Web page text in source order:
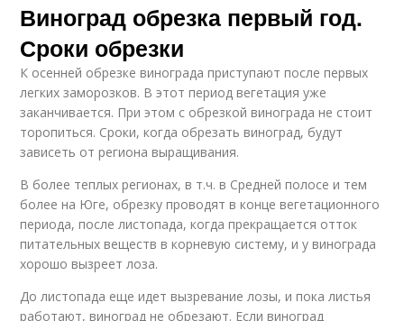
Виноград обрезка первый год.
Сроки обрезки
К осенней обрезке винограда приступают после первых
легких заморозков. В этот период вегетация уже
заканчивается. При этом с обрезкой винограда не стоит
торопиться. Сроки, когда обрезать виноград, будут
зависеть от региона выращивания.
В более теплых регионах, в т.ч. в Средней полосе и тем
более на Юге, обрезку проводят в конце вегетационного
периода, после листопада, когда прекращается отток
питательных веществ в корневую систему, и у винограда
хорошо вызреет лоза.
До листопада еще идет вызревание лозы, и пока листья
работают, виноград не обрезают. Если виноград